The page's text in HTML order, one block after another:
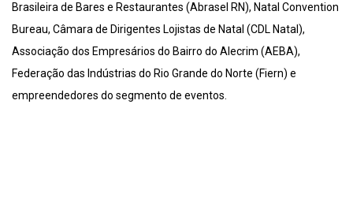
Brasileira de Bares e Restaurantes (Abrasel RN), Natal Convention
Bureau, Câmara de Dirigentes Lojistas de Natal (CDL Natal),
Associação dos Empresários do Bairro do Alecrim (AEBA),
Federação das Indústrias do Rio Grande do Norte (Fiern) e
empreendedores do segmento de eventos.